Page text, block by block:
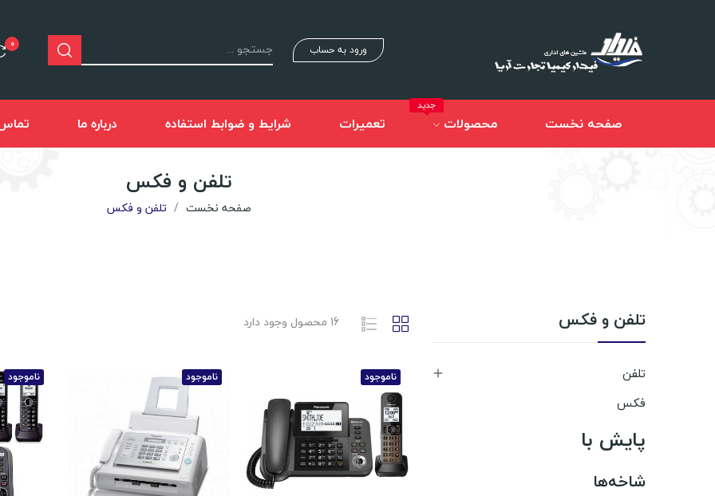
ورود به حساب 0
صفحه نخست محصولات
جدید
تعمیرات شرایط و ضوابط استفاده درباره ما
تلفن و فکس
صفحه نخست تلفن و فکس
تلفن و فکس
تلفن 
فکس
پایش با
شاخه‌ها
16 محصول وجود دارد
ناموجود ناموجود ناموجود